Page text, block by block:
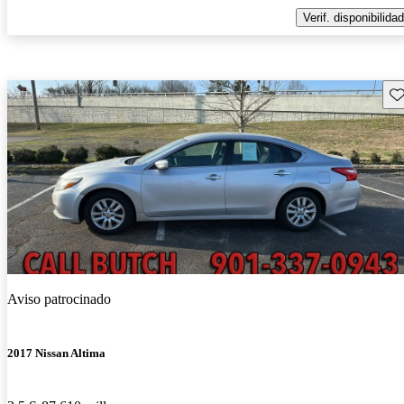
Verif. disponibilidad
Aviso patrocinado
2017 Nissan Altima